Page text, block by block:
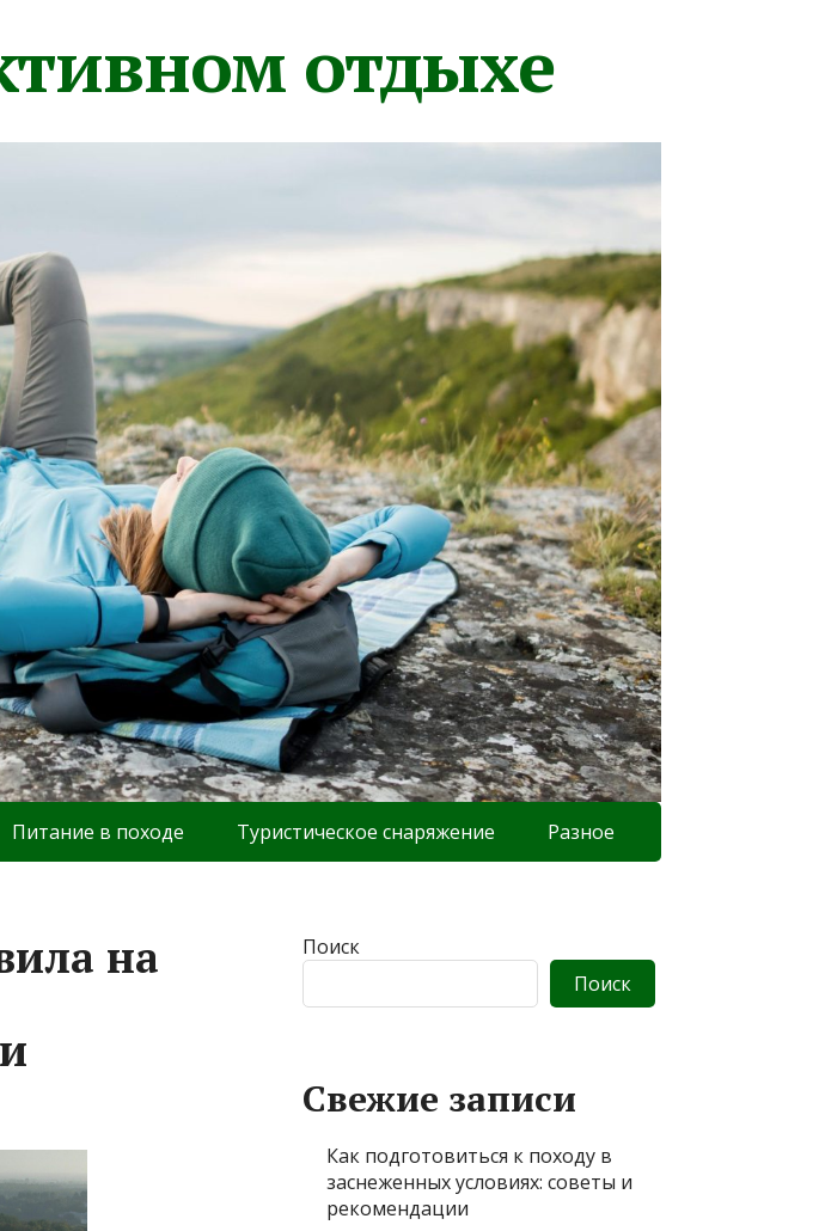
отдыхе
Питание в походе Туристическое снаряжение Разное
на
Поиск
Поиск
Свежие записи
Как подготовиться к походу в
заснеженных условиях: советы и
рекомендации